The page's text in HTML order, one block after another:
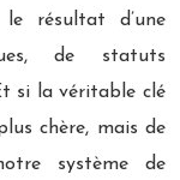
résultat d’une
de statuts
si la véritable clé
chère, mais de
système de